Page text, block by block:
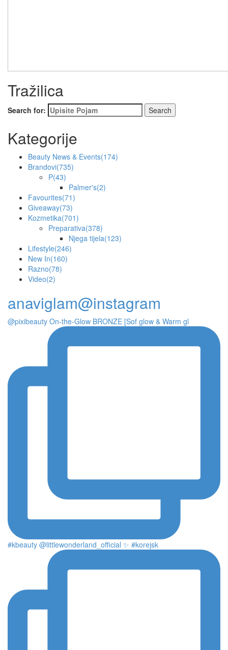
Tražilica
Search for:
Kategorije
Beauty News & Events(174)
Brandovi(735)
P(43)
Palmer's(2)
Favourites(71)
Giveaway(73)
Kozmetika(701)
Preparativa(378)
Njega tijela(123)
Lifestyle(246)
New In(160)
Razno(78)
Video(2)
anaviglam@instagram
@pixibeauty On-the-Glow BRONZE [Sof glow & Warm gl
#kbeauty @littlewonderland_official ✨ #korejsk